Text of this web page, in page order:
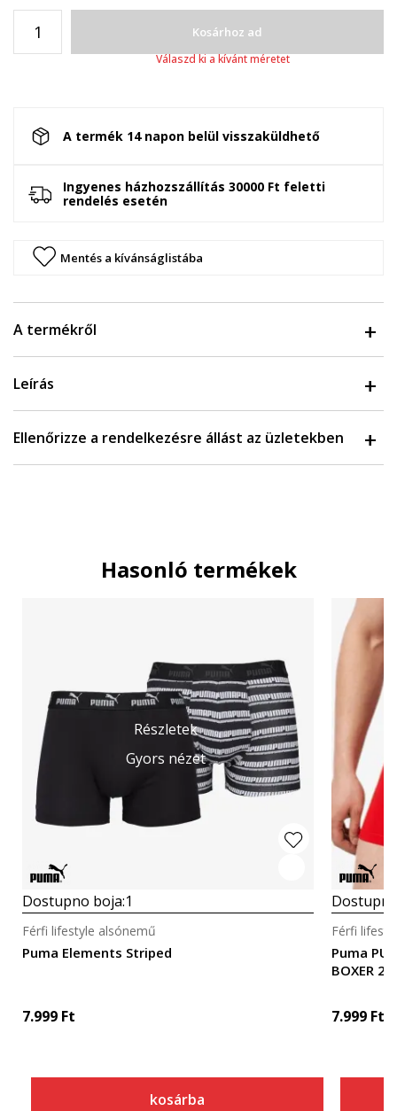
Kosárhoz ad
Válaszd ki a kívánt méretet
A termék 14 napon belül visszaküldhető
Ingyenes házhozszállítás 30000 Ft feletti
rendelés esetén
Mentés a kívánságlistába
A termékről
Leírás
Ellenőrizze a rendelkezésre állást az üzletekben
Hasonló termékek
Részletek
Gyors nézet
Dostupno boja:1
Puma Elements Striped
Férfi lifestyle alsónemű
7.999 Ft
kosárba
Puma
BOXER 2P
Férfi
7.999 Ft